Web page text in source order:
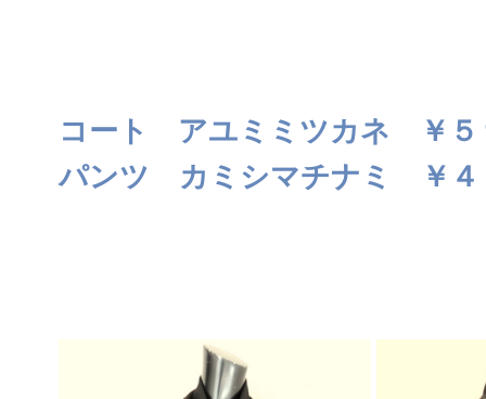
コート アユミミツカネ ￥５
パンツ カミシマチナミ ￥４